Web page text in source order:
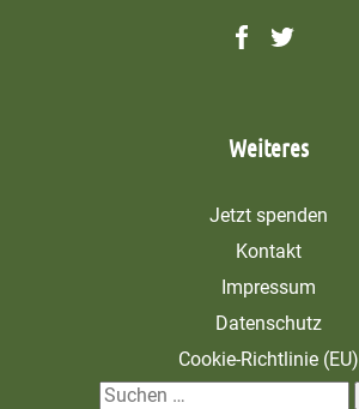
Weiteres
Jetzt spenden
Kontakt
Impressum
Datenschutz
Cookie-Richtlinie (EU)
S